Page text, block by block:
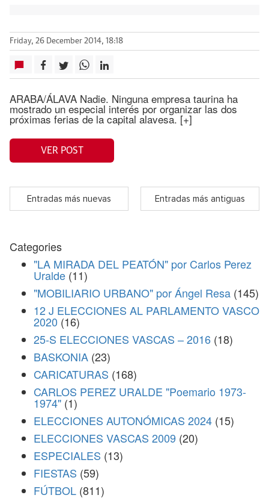
Friday, 26 December 2014, 18:18
ARABA/ÁLAVA Nadie. Ninguna empresa taurina ha
mostrado un especial interés por organizar las dos
próximas ferias de la capital alavesa. [+]
VER POST
Entradas más nuevas Entradas más antiguas
Categories
"LA MIRADA DEL PEATÓN" por Carlos Perez
Uralde (11)
"MOBILIARIO URBANO" por Ángel Resa (145)
12 J ELECCIONES AL PARLAMENTO VASCO
2020 (16)
25-S ELECCIONES VASCAS – 2016 (18)
BASKONIA (23)
CARICATURAS (168)
CARLOS PEREZ URALDE "Poemario 1973-
1974" (1)
ELECCIONES AUTONÓMICAS 2024 (15)
ELECCIONES VASCAS 2009 (20)
ESPECIALES (13)
FIESTAS (59)
FÚTBOL (811)